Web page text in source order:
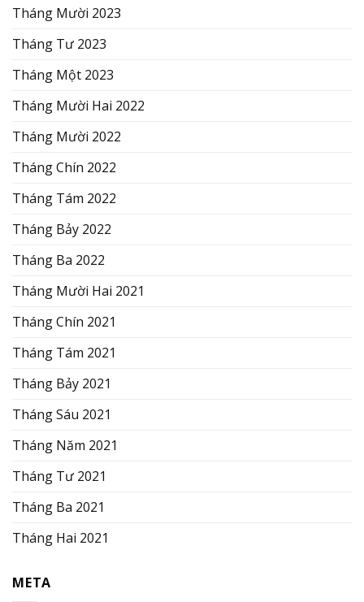
Tháng Mười 2023
Tháng Tư 2023
Tháng Một 2023
Tháng Mười Hai 2022
Tháng Mười 2022
Tháng Chín 2022
Tháng Tám 2022
Tháng Bảy 2022
Tháng Ba 2022
Tháng Mười Hai 2021
Tháng Chín 2021
Tháng Tám 2021
Tháng Bảy 2021
Tháng Sáu 2021
Tháng Năm 2021
Tháng Tư 2021
Tháng Ba 2021
Tháng Hai 2021
META